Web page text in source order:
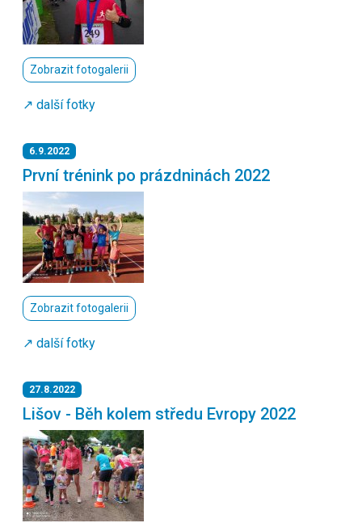
Zobrazit fotogalerii
↗️ další fotky
6.9.2022
První trénink po prázdninách 2022
Zobrazit fotogalerii
↗️ další fotky
27.8.2022
Lišov - Běh kolem středu Evropy 2022